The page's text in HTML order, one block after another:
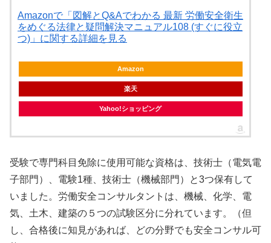
Amazonで「図解とQ&Aでわかる 最新 労働安全衛生
をめぐる法律と疑問解決マニュアル108 (すぐに役立
つ)」に関する詳細を見る
Amazon
楽天
Yahoo!ショッピング
受験で専門科目免除に使用可能な資格は、技術士（電気電
子部門）、電験1種、技術士（機械部門）と3つ保有して
いました。労働安全コンサルタントは、機械、化学、電
気、土木、建築の５つの試験区分に分れています。（但
し、合格後に知見があれば、どの分野でも安全コンサル可